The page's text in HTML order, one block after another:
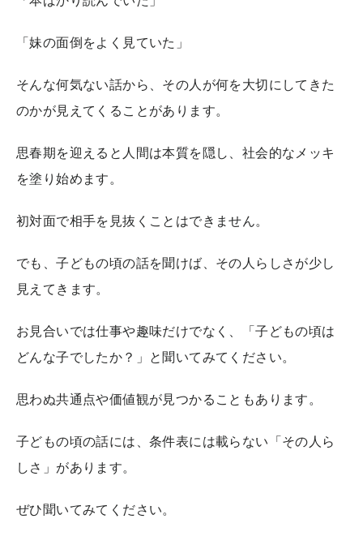
「妹の面倒をよく見ていた」
そんな何気ない話から、その人が何を大切にしてきた
のかが見えてくることがあります。
思春期を迎えると人間は本質を隠し、社会的なメッキ
を塗り始めます。
初対面で相手を見抜くことはできません。
でも、子どもの頃の話を聞けば、その人らしさが少し
見えてきます。
お見合いでは仕事や趣味だけでなく、「子どもの頃は
どんな子でしたか？」と聞いてみてください。
思わぬ共通点や価値観が見つかることもあります。
子どもの頃の話には、条件表には載らない「その人ら
しさ」があります。
ぜひ聞いてみてください。